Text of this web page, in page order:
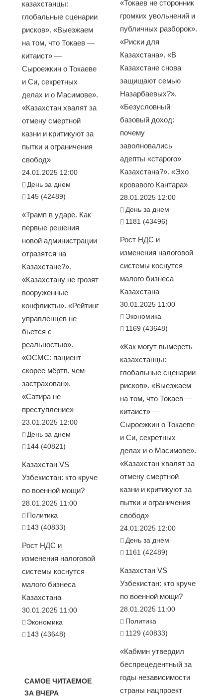
казахстанцы:
глобальные сценарии
рисков». «Выезжаем
на том, что Токаев —
китаист» —
Сыроежкин о Токаеве
и Си, секретных
делах и о Масимове».
«Казахстан хвалят за
отмену смертной
казни и критикуют за
пытки и ограничения
свобод»
24.01.2025 12:00
День за днем
145 (42489)
«Трамп в ударе. Как
первые решения
новой администрации
отразятся на
Казахстане?».
«Казахстану не грозят
вооруженные
конфликты». «Рейтинг
управленцев не
бьется с
реальностью».
«ОСМС: пациент
скорее мёртв, чем
застрахован».
«Сатира не
преступление»
23.01.2025 12:00
День за днем
144 (40821)
Казахстан VS
Узбекистан: кто круче
по военной мощи?
28.01.2025 11:00
Политика
143 (40833)
Рост НДС и
изменения налоговой
системы коснутся
малого бизнеса
Казахстана
30.01.2025 11:00
Экономика
143 (43648)
САМОЕ ЧИТАЕМОЕ
ЗА ВЧЕРА
«Токаев не сторонник
громких увольнений и
публичных разборок».
«Риски для
Казахстана». «В
Казахстане снова
защищают семью
Назарбаевых?».
«Безусловный
базовый доход:
почему
заволновались
адепты «старого»
Казахстана?». «Эхо
кровавого Кантара»
28.01.2025 12:00
День за днем
1181 (43496)
Рост НДС и
изменения налоговой
системы коснутся
малого бизнеса
Казахстана
30.01.2025 11:00
Экономика
1169 (43648)
«Как могут вымереть
казахстанцы:
глобальные сценарии
рисков». «Выезжаем
на том, что Токаев —
китаист» —
Сыроежкин о Токаеве
и Си, секретных
делах и о Масимове».
«Казахстан хвалят за
отмену смертной
казни и критикуют за
пытки и ограничения
свобод»
24.01.2025 12:00
День за днем
1161 (42489)
Казахстан VS
Узбекистан: кто круче
по военной мощи?
28.01.2025 11:00
Политика
1129 (40833)
«Кабмин утвердил
беспрецедентный за
годы независимости
страны нацпроект